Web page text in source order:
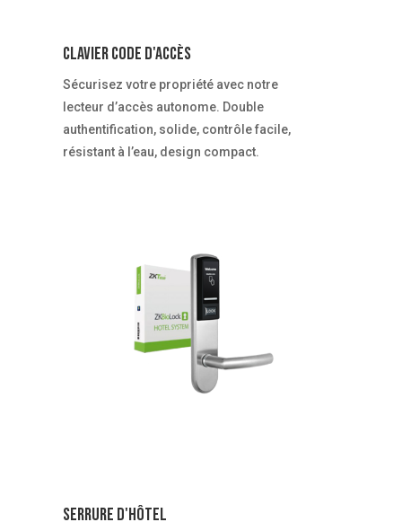
Clavier code d'accès
Sécurisez votre propriété avec notre
lecteur d’accès autonome. Double
authentification, solide, contrôle facile,
résistant à l’eau, design compact.
Serrure d'hôtel